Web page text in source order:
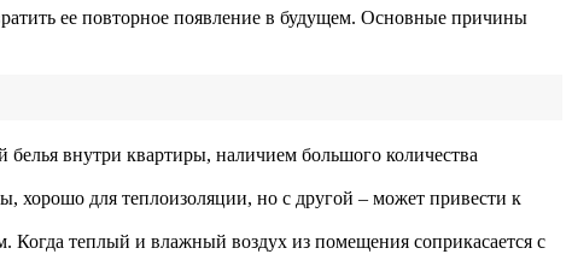
ее повторное появление в будущем. Основные причины
внутри квартиры, наличием большого количества
хорошо для теплоизоляции, но с другой – может привести к
Когда теплый и влажный воздух из помещения соприкасается с